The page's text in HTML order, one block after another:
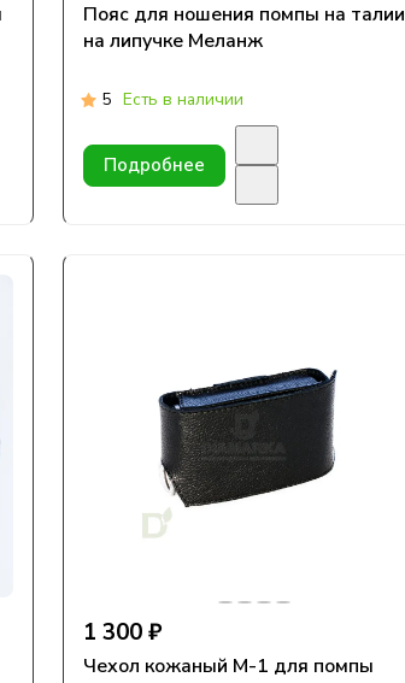
Пояс для ношения помпы на талии
на липучке Меланж
5 Есть в наличии
Подробнее
1 300 ₽
Чехол кожаный М-1 для помпы